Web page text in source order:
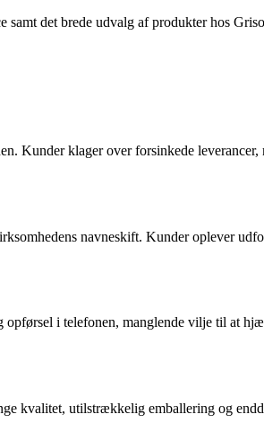
samt det brede udvalg af produkter hos
Kunder klager over forsinkede
navneskift. Kunder oplever
i telefonen, manglende vilje til at
kvalitet, utilstrækkelig emballering og